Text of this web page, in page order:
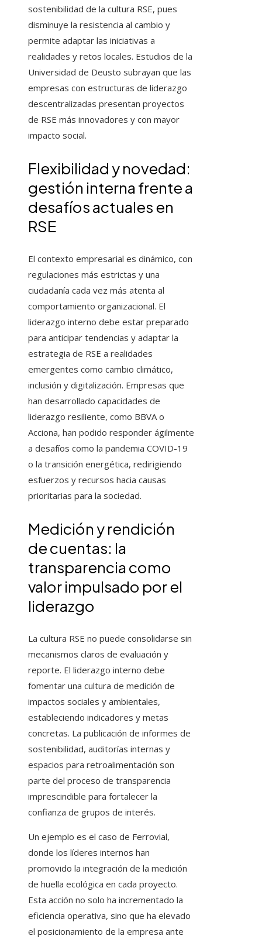
sostenibilidad de la cultura RSE, pues
disminuye la resistencia al cambio y
permite adaptar las iniciativas a
realidades y retos locales. Estudios de la
Universidad de Deusto subrayan que las
empresas con estructuras de liderazgo
descentralizadas presentan proyectos
de RSE más innovadores y con mayor
impacto social.
Flexibilidad y novedad:
gestión interna frente a
desafíos actuales en
RSE
El contexto empresarial es dinámico, con
regulaciones más estrictas y una
ciudadanía cada vez más atenta al
comportamiento organizacional. El
liderazgo interno debe estar preparado
para anticipar tendencias y adaptar la
estrategia de RSE a realidades
emergentes como cambio climático,
inclusión y digitalización. Empresas que
han desarrollado capacidades de
liderazgo resiliente, como BBVA o
Acciona, han podido responder ágilmente
a desafíos como la pandemia COVID-19
o la transición energética, redirigiendo
esfuerzos y recursos hacia causas
prioritarias para la sociedad.
Medición y rendición
de cuentas: la
transparencia como
valor impulsado por el
liderazgo
La cultura RSE no puede consolidarse sin
mecanismos claros de evaluación y
reporte. El liderazgo interno debe
fomentar una cultura de medición de
impactos sociales y ambientales,
estableciendo indicadores y metas
concretas. La publicación de informes de
sostenibilidad, auditorías internas y
espacios para retroalimentación son
parte del proceso de transparencia
imprescindible para fortalecer la
confianza de grupos de interés.
Un ejemplo es el caso de Ferrovial,
donde los líderes internos han
promovido la integración de la medición
de huella ecológica en cada proyecto.
Esta acción no solo ha incrementado la
eficiencia operativa, sino que ha elevado
el posicionamiento de la empresa ante